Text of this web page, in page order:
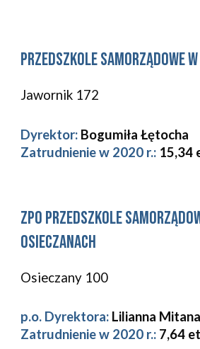
Przedszkole Samorządowe
Jawornik 172
Dyrektor: Bogumiła Łętocha
Zatrudnienie w 2020 r.: 15,34
zpo
osieczanach
Osieczany 100
p.o. Dyrektora: Lilianna Mitana
Zatrudnienie w 2020 r.: 7,64